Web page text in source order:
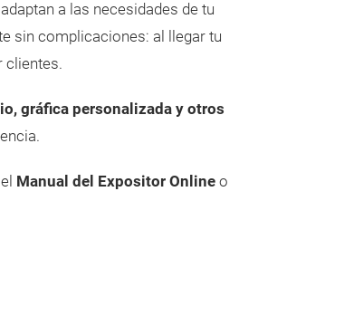
a las necesidades de tu
sin complicaciones: al llegar tu
clientes.
gráfica personalizada y otros
Manual del Expositor Onlineo